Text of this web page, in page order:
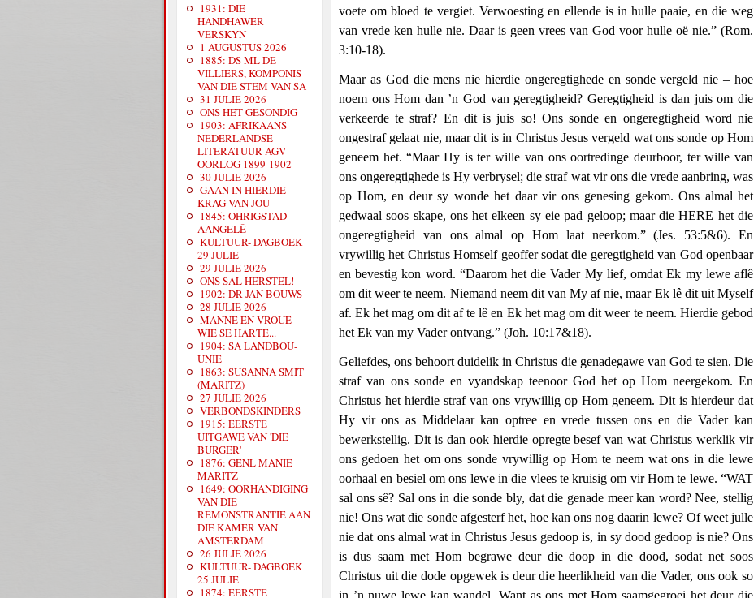
1931: DIE
HANDHAWER
VERSKYN
1 AUGUSTUS 2026
1885: DS ML DE
VILLIERS, KOMPONIS
VAN DIE STEM VAN SA
31 JULIE 2026
ONS HET GESONDIG
1903: AFRIKAANS-
NEDERLANDSE
LITERATUUR AGV
OORLOG 1899-1902
30 JULIE 2026
GAAN IN HIERDIE
KRAG VAN JOU
1845: OHRIGSTAD
AANGELÊ
KULTUUR- DAGBOEK
29 JULIE
29 JULIE 2026
ONS SAL HERSTEL!
1902: DR JAN BOUWS
28 JULIE 2026
MANNE EN VROUE
WIE SE HARTE...
1904: SA LANDBOU-
UNIE
1863: SUSANNA SMIT
(MARITZ)
27 JULIE 2026
VERBONDSKINDERS
1915: EERSTE
UITGAWE VAN 'DIE
BURGER'
1876: GENL MANIE
MARITZ
1649: OORHANDIGING
VAN DIE
REMONSTRANTIE AAN
DIE KAMER VAN
AMSTERDAM
26 JULIE 2026
KULTUUR- DAGBOEK
25 JULIE
1874: EERSTE
voete om bloed te vergiet. Verwoesting en ellende is in hulle paaie, en die weg
van vrede ken hulle nie. Daar is geen vrees van God voor hulle oë nie.” (Rom.
3:10-18).
Maar as God die mens nie hierdie ongeregtighede en sonde vergeld nie – hoe
noem ons Hom dan ’n God van geregtigheid? Geregtigheid is dan juis om die
verkeerde te straf? En dit is juis so! Ons sonde en ongeregtigheid word nie
ongestraf gelaat nie, maar dit is in Christus Jesus vergeld wat ons sonde op Hom
geneem het. “Maar Hy is ter wille van ons oortredinge deurboor, ter wille van
ons ongeregtighede is Hy verbrysel; die straf wat vir ons die vrede aanbring, was
op Hom, en deur sy wonde het daar vir ons genesing gekom. Ons almal het
gedwaal soos skape, ons het elkeen sy eie pad geloop; maar die HERE het die
ongeregtigheid van ons almal op Hom laat neerkom.” (Jes. 53:5&6). En
vrywillig het Christus Homself geoffer sodat die geregtigheid van God openbaar
en bevestig kon word. “Daarom het die Vader My lief, omdat Ek my lewe aflê
om dit weer te neem. Niemand neem dit van My af nie, maar Ek lê dit uit Myself
af. Ek het mag om dit af te lê en Ek het mag om dit weer te neem. Hierdie gebod
het Ek van my Vader ontvang.” (Joh. 10:17&18).
Geliefdes, ons behoort duidelik in Christus die genadegawe van God te sien. Die
straf van ons sonde en vyandskap teenoor God het op Hom neergekom. En
Christus het hierdie straf van ons vrywillig op Hom geneem. Dit is hierdeur dat
Hy vir ons as Middelaar kan optree en vrede tussen ons en die Vader kan
bewerkstellig. Dit is dan ook hierdie opregte besef van wat Christus werklik vir
ons gedoen het om ons sonde vrywillig op Hom te neem wat ons in die lewe
oorhaal en besiel om ons lewe in die vlees te kruisig om vir Hom te lewe. “WAT
sal ons sê? Sal ons in die sonde bly, dat die genade meer kan word? Nee, stellig
nie! Ons wat die sonde afgesterf het, hoe kan ons nog daarin lewe? Of weet julle
nie dat ons almal wat in Christus Jesus gedoop is, in sy dood gedoop is nie? Ons
is dus saam met Hom begrawe deur die doop in die dood, sodat net soos
Christus uit die dode opgewek is deur die heerlikheid van die Vader, ons ook so
in ’n nuwe lewe kan wandel. Want as ons met Hom saamgegroei het deur die